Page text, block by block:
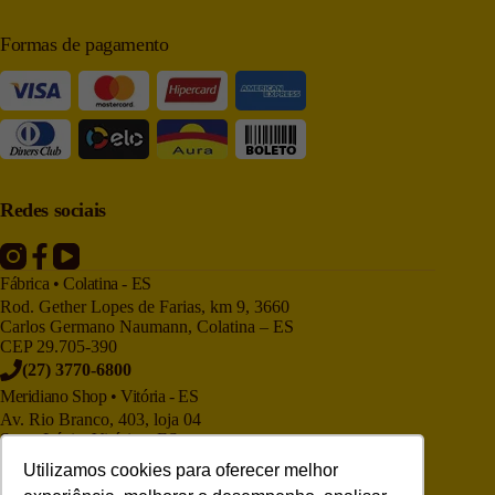
Utilizamos cookies para oferecer melhor
Formas de pagamento
Redes sociais
Fábrica • Colatina - ES
Rod. Gether Lopes de Farias, km 9, 3660
Carlos Germano Naumann, Colatina – ES
CEP 29.705-390
(27) 3770-6800
Meridiano Shop • Vitória - ES
Av. Rio Branco, 403, loja 04
Santa Lúcia, Vitória – ES
CEP 29.050-705
(27) 3225-9886